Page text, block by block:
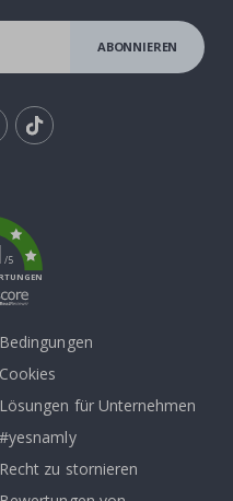
ABONNIEREN
/5
Bedingungen
Cookies
Lösungen für Unternehmen
#yesnamly
Recht zu stornieren